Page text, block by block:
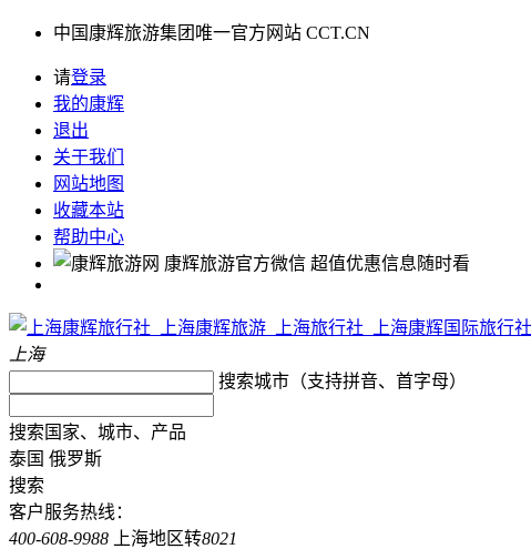
中国康辉旅游集团唯一官方网站 CCT.CN
请登录
我的康辉
退出
关于我们
网站地图
收藏本站
帮助中心
康辉旅游官方微信 超值优惠信息随时看
上海
搜索城市（支持拼音、首字母）
搜索国家、城市、产品
泰国 俄罗斯
搜索
客户服务热线：
400-608-9988 上海地区转8021